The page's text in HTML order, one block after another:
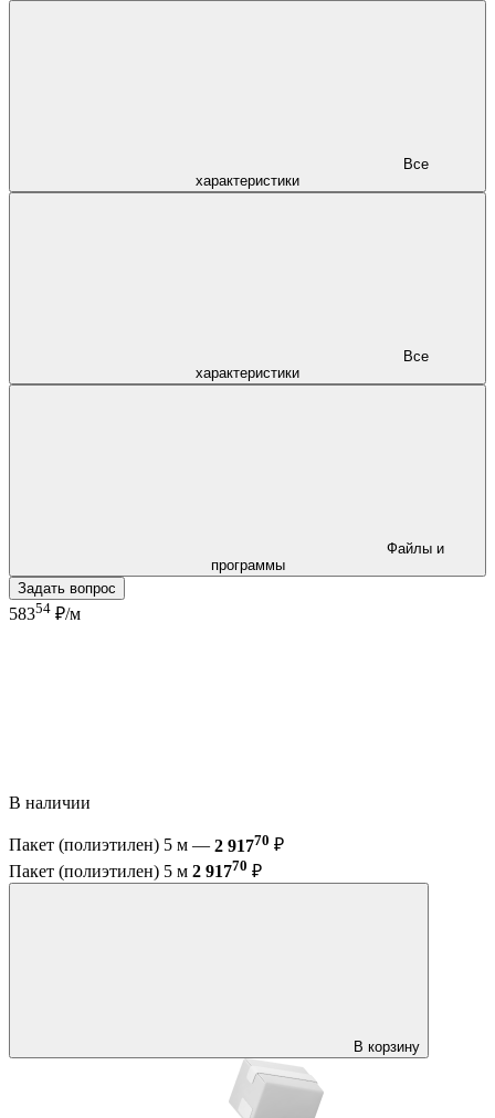
характеристики
характеристики
программы
Задать вопрос
58354 ₽/м
В наличии
Пакет (полиэтилен) 5 м — 2 91770 ₽
Пакет (полиэтилен) 5 м 2 91770 ₽
В корзину